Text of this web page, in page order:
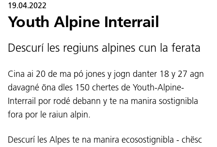
19.04.2022
Youth Alpine Interrail
Descurí les regiuns alpines cun la ferata
Cina ai 20 de ma pó jones y jogn danter 18 y 27 agn
davagné öna dles 150 chertes de Youth-Alpine-
Interrail por rodé debann y te na manira sostignibla
fora por le raiun alpin.
Descurí les Alpes te na manira ecosostignibla - chësc